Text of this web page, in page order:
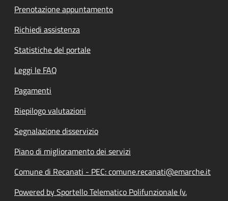
Prenotazione appuntamento
Richiedi assistenza
Statistiche del portale
Leggi le FAQ
Pagamenti
Riepilogo valutazioni
Segnalazione disservizio
Piano di miglioramento dei servizi
Comune di Recanati - PEC: comune.recanati@emarche.it
Powered by Sportello Telematico Polifunzionale (v.